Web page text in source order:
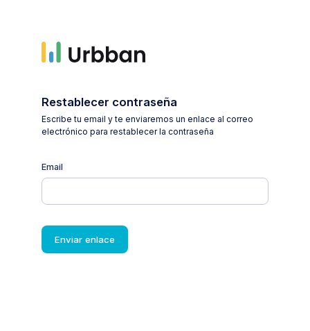
Restablecer contraseña
Escribe tu email y te enviaremos un enlace al correo
electrónico para restablecer la contraseña
Email
Enviar enlace